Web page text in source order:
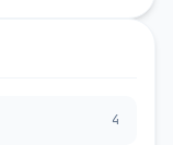
4